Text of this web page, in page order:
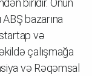
biridir. Onun
bazarına
və
çalışmağa
və Rəqəmsal